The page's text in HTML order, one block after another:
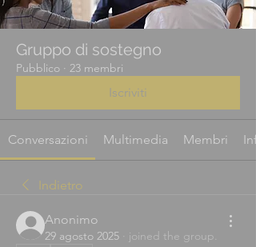
Gruppo di sostegno
Pubblico · 23 membri
Iscriviti
Conversazioni Multimedia Membri
Indietro
Anonimo
29 agosto 2025 · joined the group.